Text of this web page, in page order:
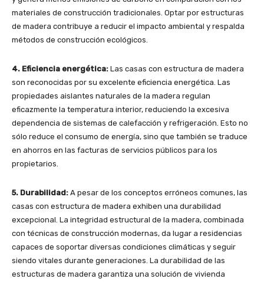
materiales de construcción tradicionales. Optar por estructuras
de madera contribuye a reducir el impacto ambiental y respalda
métodos de construcción ecológicos.
4. Eficiencia energética: Las casas con estructura de madera
son reconocidas por su excelente eficiencia energética. Las
propiedades aislantes naturales de la madera regulan
eficazmente la temperatura interior, reduciendo la excesiva
dependencia de sistemas de calefacción y refrigeración. Esto no
sólo reduce el consumo de energía, sino que también se traduce
en ahorros en las facturas de servicios públicos para los
propietarios.
5. Durabilidad: A pesar de los conceptos erróneos comunes, las
casas con estructura de madera exhiben una durabilidad
excepcional. La integridad estructural de la madera, combinada
con técnicas de construcción modernas, da lugar a residencias
capaces de soportar diversas condiciones climáticas y seguir
siendo vitales durante generaciones. La durabilidad de las
estructuras de madera garantiza una solución de vivienda